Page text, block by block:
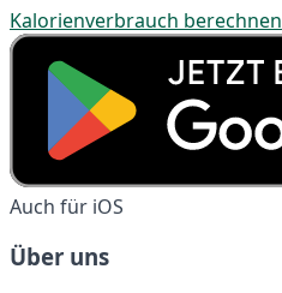
Kalorienverbrauch berechnen
Auch für iOS
Über uns